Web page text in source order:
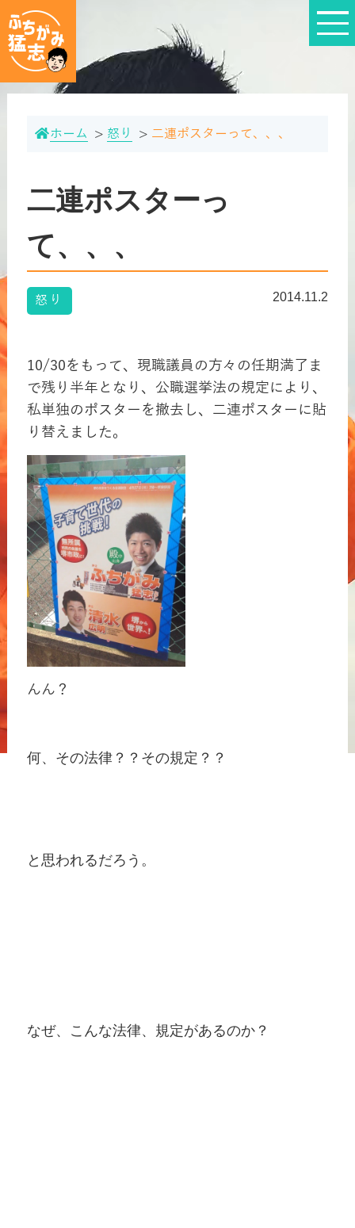
ホーム 怒り 二連ポスターって、、、
二連ポスターっ
て、、、
怒り 2014.11.2
10/30をもって、現職議員の方々の任期満了ま
で残り半年となり、公職選挙法の規定により、
私単独のポスターを撤去し、二連ポスターに貼
り替えました。
んん？
何、その法律？？その規定？？
と思われるだろう。
なぜ、こんな法律、規定があるのか？